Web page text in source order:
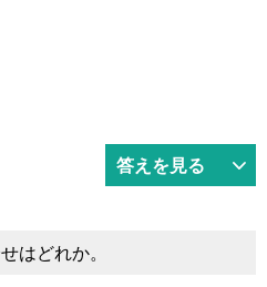
答えを見る
はどれか。